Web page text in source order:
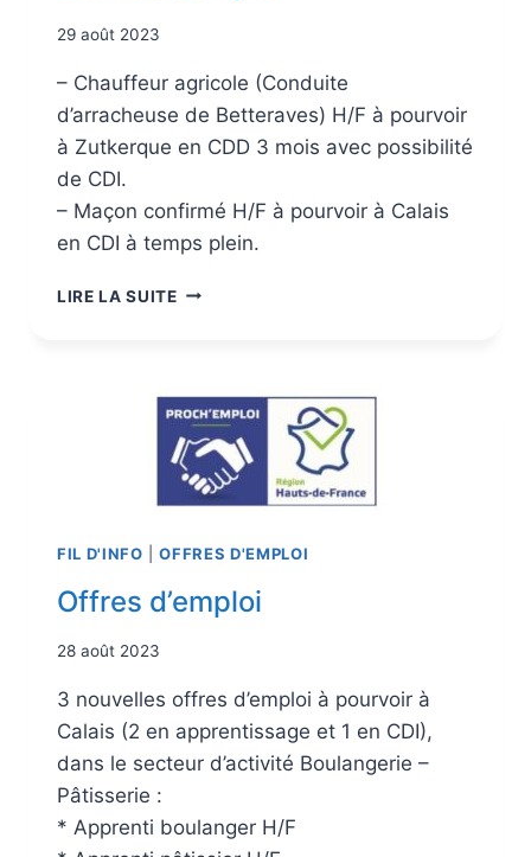
29 août 2023
– Chauffeur agricole (Conduite
d’arracheuse de Betteraves) H/F à pourvoir
à Zutkerque en CDD 3 mois avec possibilité
de CDI.
– Maçon confirmé H/F à pourvoir à Calais
en CDI à temps plein.
LIRE LA SUITE
FIL D'INFO |OFFRES D'EMPLOI
Offres d’emploi
28 août 2023
3 nouvelles offres d’emploi à pourvoir à
Calais (2 en apprentissage et 1 en CDI),
dans le secteur d’activité Boulangerie –
Pâtisserie :
* Apprenti boulanger H/F